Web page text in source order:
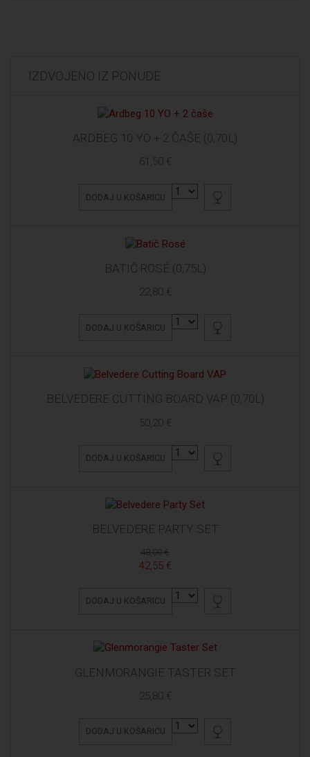
IZDVOJENO IZ PONUDE
ARDBEG 10 YO + 2 ČAŠE (0,70L)
61,50 €
DODAJ U KOŠARICU
BATIČ ROSÉ (0,75L)
22,80 €
DODAJ U KOŠARICU
BELVEDERE CUTTING BOARD VAP (0,70L)
50,20 €
DODAJ U KOŠARICU
BELVEDERE PARTY SET
48,00 €
42,55 €
DODAJ U KOŠARICU
GLENMORANGIE TASTER SET
25,80 €
DODAJ U KOŠARICU